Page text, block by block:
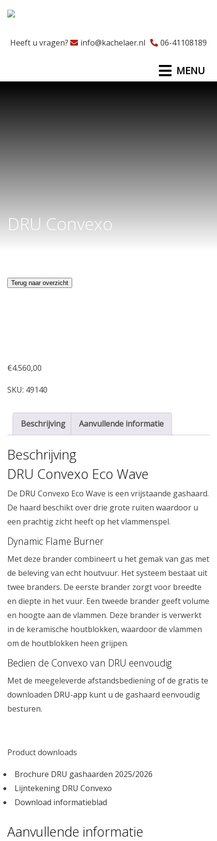
Heeft u vragen? info@kachelaer.nl 06-41108189
MENU
DRU Convexo
Terug naar overzicht
€4.560,00
SKU: 49140
Beschrijving Aanvullende informatie
Beschrijving
DRU Convexo Eco Wave
De DRU Convexo Eco Wave is een vrijstaande gashaard.
De haard beschikt over drie grote ruiten waardoor u
een prachtig zicht heeft op het vlammenspel.
Dynamic Flame Burner
Met deze brander combineert u het gemak van gas met
de beleving van echt houtvuur. Het systeem bestaat uit
twee branders. De eerste brander zorgt voor breedte
en diepte in het vuur. Een tweede brander geeft volume
en hoogte aan de vlammen. Deze brander is verwerkt
in de keramische houtblokken, waardoor de vlammen
om de houtblokken heen grijpen.
Bedien de Convexo van DRU eenvoudig
Met de meegeleverde afstandsbediening of de gratis te
downloaden DRU-app kunt u de gashaard eenvoudig
besturen.
Product downloads
Brochure DRU gashaarden 2025/2026
Lijntekening DRU Convexo
Download informatieblad
Aanvullende informatie